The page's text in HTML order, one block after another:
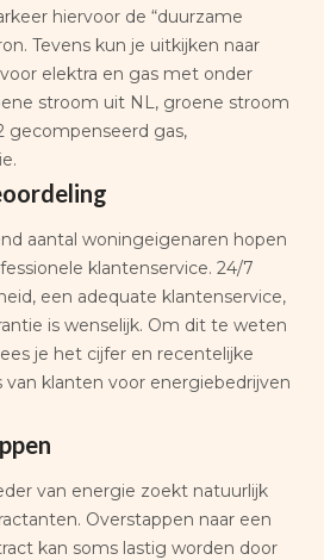
hiervoor de “duurzame
Tevens kun je uitkijken naar
elektra en gas met onder
stroom uit NL, groene stroom
gecompenseerd gas,
aantal woningeigenaren hopen
klantenservice. 24/7
een adequate klantenservice,
is wenselijk. Om dit te weten
je het cijfer en recentelijke
klanten voor energiebedrijven
van energie zoekt natuurlijk
Overstappen naar een
kan soms lastig worden door